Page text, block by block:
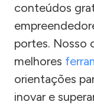
conteúdos
portes. Nosso
melhores
orientações
inovar e